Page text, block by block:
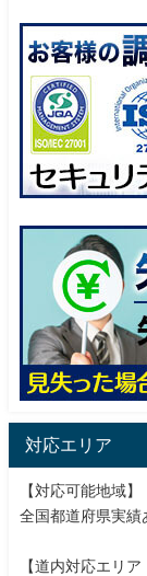
対応エリア
【対応可能地域】
全国都道府県実績
【道内対応エリア